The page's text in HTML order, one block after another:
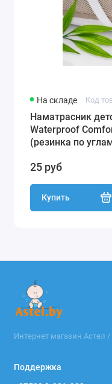
На складе Код
Наматрасник
Waterproof
(резинка по
25 руб
Купить
Интернет магазин Астел /
Поддержка